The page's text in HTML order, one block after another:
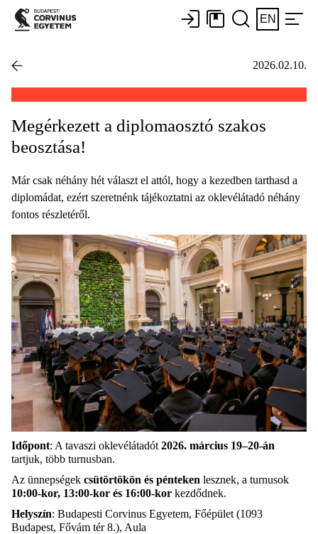
EN
2026.02.10.
Megérkezett a diplomaosztó szakos
beosztása!
Már csak néhány hét választ el attól, hogy a kezedben tarthasd a
diplomádat, ezért szeretnénk tájékoztatni az oklevélátadó néhány
fontos részletéről.
Időpont: A tavaszi oklevélátadót 2026. március 19–20-án
tartjuk, több turnusban.
Az ünnepségek csütörtökön és pénteken lesznek, a turnusok
10:00-kor, 13:00-kor és 16:00-kor kezdődnek.
Helyszín: Budapesti Corvinus Egyetem, Főépület (1093
Budapest, Fővám tér 8.), Aula